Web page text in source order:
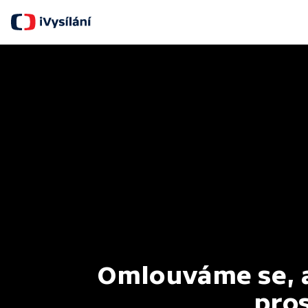
Omlouváme se,